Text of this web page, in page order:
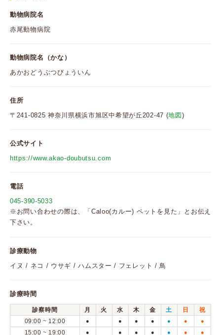
動物病院名
赤尾動物病院
動物病院名（かな）
あかおどうぶつびょういん
住所
〒241-0825 神奈川県横浜市旭区中希望が丘202-47 (地図 )
公式サイト
https://www.akao-doubutsu.com
電話
045-390-5033
※お問い合わせの際は、「Caloo(カルー) ペットを見た」とお伝え
下さい。
診療動物
イヌ / ネコ / ウサギ / ハムスター / フェレット / 鳥
診療時間
診察時間 月 火 水 木 金 土 日
祝
09:00 ~ 12:00
● ● ● ● ● ● ●
15:00 ~ 19:00 ● ● ● ● ● ● ●